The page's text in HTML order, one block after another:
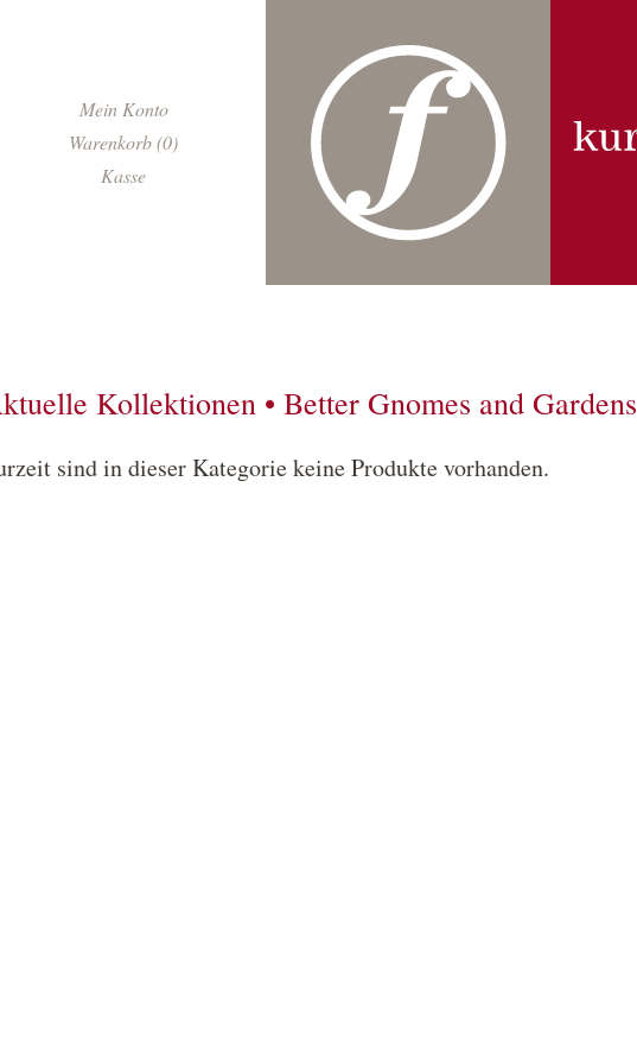
Navigation
Mein Konto
Warenkorb (0)
Kasse
Kollektionen • Better Gnomes and Gardens
sind in dieser Kategorie keine Produkte vorhanden.